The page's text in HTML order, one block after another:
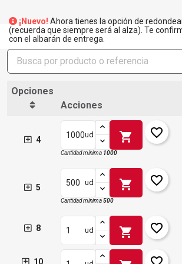
Añadir a la lista de
Crear lista de deseos
Nombre de la lista de deseos
Debe iniciar sesión para guardar
deseos.
¡Nuevo! Ahora tienes la opción de
(recuerda que siempre será al alza). Te
con el albarán de entrega.
Opciones
Acciones
4
ud shopping_cart favorite_border
Cantidad mínima 1000
5
ud shopping_cart favorite_border
Cantidad mínima500
8 ud shopping_cart favorite_border
10